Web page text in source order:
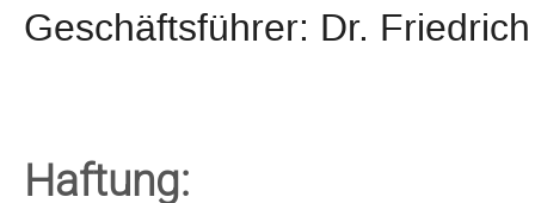
Geschäftsführer: Dr.
Haftung: